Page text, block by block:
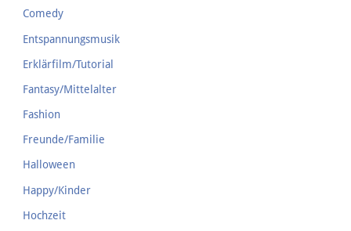
Comedy
Entspannungsmusik
Erklärfilm/Tutorial
Fantasy/Mittelalter
Fashion
Freunde/Familie
Halloween
Happy/Kinder
Hochzeit